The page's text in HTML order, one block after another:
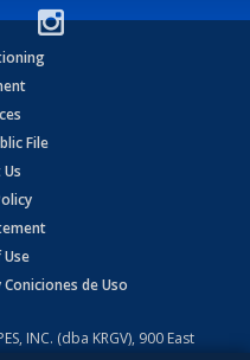
File
de Uso
INC. (dba KRGV), 900 East